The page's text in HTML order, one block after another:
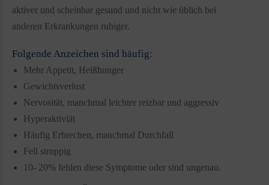
aktiver und scheinbar gesund und nicht wie üblich bei
anderen Erkrankungen ruhiger.
Folgende Anzeichen sind häufig:
Mehr Appetit, Heißhunger
Gewichtsverlust
Nervosität, manchmal leichter reizbar und aggressiv
Hyperaktiviät
Häufig Erbrechen, manchmal Durchfall
Fell struppig
10- 20% fehlen diese Symptome oder sind ungenau.